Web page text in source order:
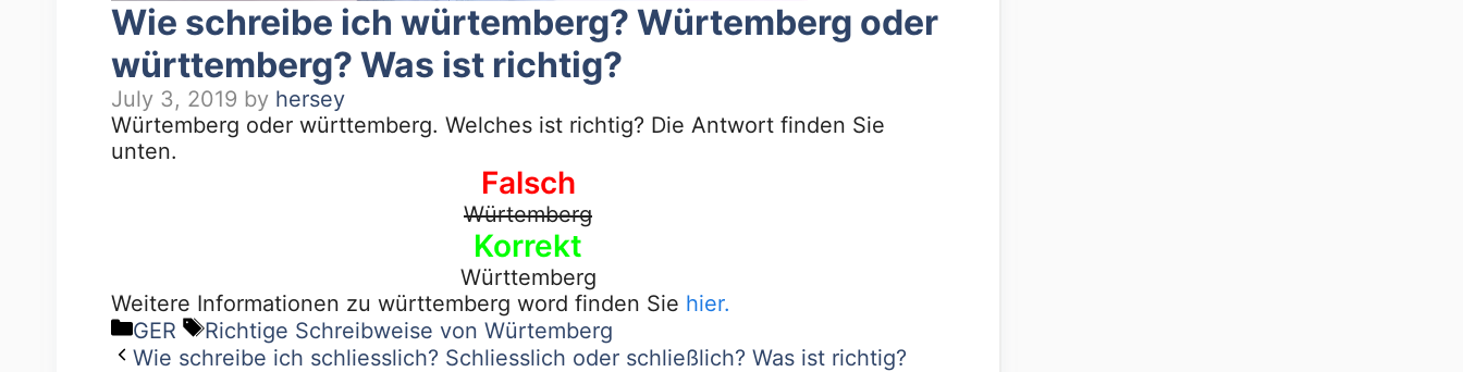
Wie schreibe ich würtemberg? Würtemberg oder
württemberg? Was ist richtig?
July 3, 2019 by hersey
Würtemberg oder württemberg. Welches ist richtig? Die Antwort finden Sie
unten.
Falsch
Würtemberg
Korrekt
Württemberg
Weitere Informationen zu württemberg word finden Sie hier.
GER
Richtige Schreibweise von Würtemberg
Wie schreibe ich schliesslich? Schliesslich oder schließlich? Was ist richtig?